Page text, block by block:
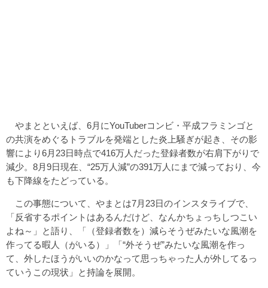
やまとといえば、6月にYouTuberコンビ・平成フラミンゴと
の共演をめぐるトラブルを発端とした炎上騒ぎが起き、その影
響により6月23日時点で416万人だった登録者数が右肩下がりで
減少。8月9日現在、“25万人減”の391万人にまで減っており、今
も下降線をたどっている。
この事態について、やまとは7月23日のインスタライブで、
「反省するポイントはあるんだけど、なんかちょっちしつこい
よね～」と語り、「（登録者数を）減らそうぜみたいな風潮を
作ってる暇人（がいる）」「“外そうぜ”みたいな風潮を作っ
て、外したほうがいいのかなって思っちゃった人が外してるっ
ていうこの現状」と持論を展開。